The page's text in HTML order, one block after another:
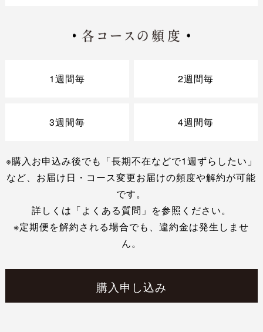
1週間毎 2週間毎
3週間毎 4週間毎
※購入お申込み後でも「長期不在などで1週ずらしたい」
など、お届け日・コース変更お届けの頻度や解約が可能
です。
詳しくは「よくある質問」を参照ください。
※定期便を解約される場合でも、違約金は発生しませ
ん。
購入申し込み